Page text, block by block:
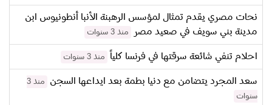
نحات مصري يقدم تمثال لمؤسس الرهبنة الأنبا أنطونيوس ابن
مدينة بني سويف في صعيد مصر
منذ 3 سنوات
احلام تنفي شائعة سرقتها في فرنسا كلياً منذ 3 سنوات
سعد المجرد يتضامن مع دنيا بطمة بعد ايداعها السجن
منذ 3
سنوات